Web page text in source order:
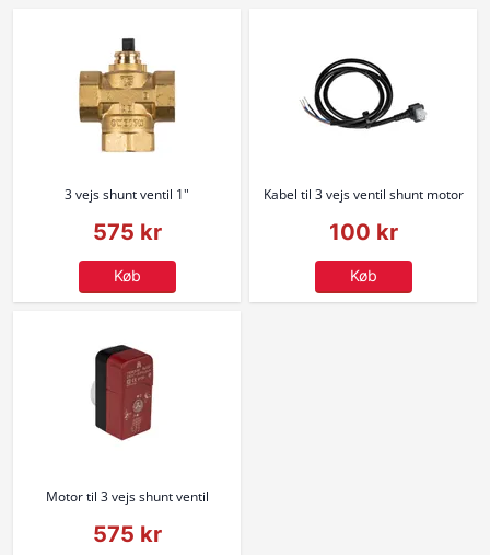
3 vejs shunt ventil 1"
575 kr
Køb
Kabel til 3 vejs ventil shunt motor
100 kr
Køb
Motor til 3 vejs shunt ventil
575 kr